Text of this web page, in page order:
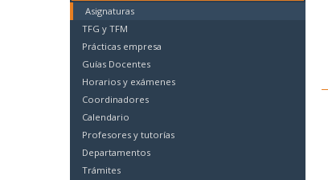
Asignaturas
TFG y TFM
Prácticas empresa
Guías Docentes
Horarios y exámenes
Coordinadores
Calendario
Profesores y tutorías
Departamentos
Trámites